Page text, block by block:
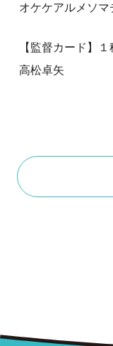
オケケアルメソマ
【監督カード】１
高松卓矢